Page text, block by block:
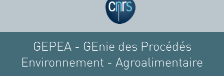
GEPEA - GEnie des Procédés
Environnement - Agroalimentaire